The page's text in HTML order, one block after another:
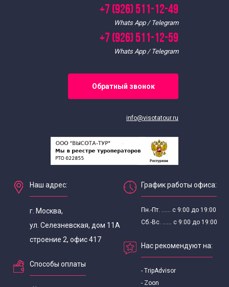
Познавательные экскурсии для школьников
Экскурсии для школьников средних классов
Экскурсии для старшеклассников
Весенние экскурсии для школьников
Экскурсии для школьников в усадьбы
Экскурсии выходного дня для школьников
Выездные экскурсии для школьников
Экскурсии для школьников в апреле
Экскурсии для школьников в августе
+7 (926) 511-12-49
Whats App / Telegram
+7 (926) 511-12-59
Whats App / Telegram
Обратный звонок
info@visotatour.ru
Наш адрес:
г. Москва,
ул. Селезневская, дом 11А
строение 2, офис 417
Способы оплаты
График работы офиса:
Пн.-Пт. ...... с 9:00 до 19:00
Сб.-Вс. ...... с 9:00 до 19:00
Нас рекомендуют на:
- TripAdvisor
- Zoon